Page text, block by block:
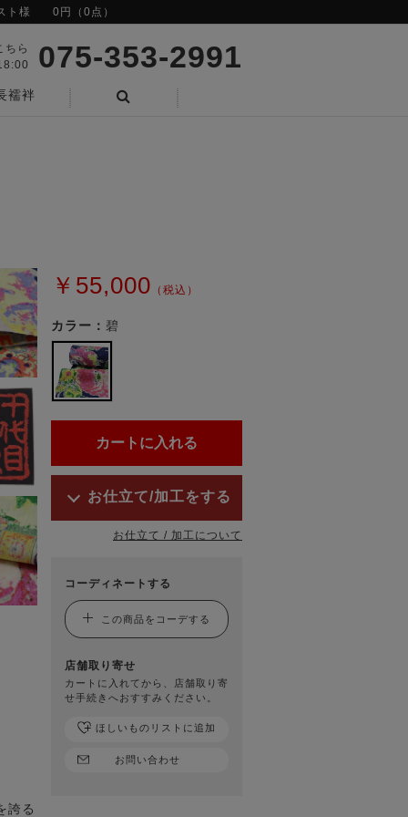
ト様 0円（0点）
ちら
075-353-2991
襦袢
誇る
￥55,000 （税込）
カラー： 碧
お仕立て/加工をする
お仕立て / 加工について
コーディネートする
この商品をコーデする
店舗取り寄せ
カートに入れてから、店舗取り寄
せ手続きへおすすみください。
お問い合わせ
ほしいものリストに追加